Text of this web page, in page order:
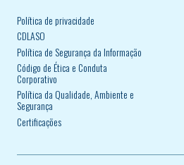
Política de privacidade
CDLASO
Política de Segurança da Informação
Código de Ética e Conduta
Corporativo
Política da Qualidade, Ambiente e
Segurança
Certificações